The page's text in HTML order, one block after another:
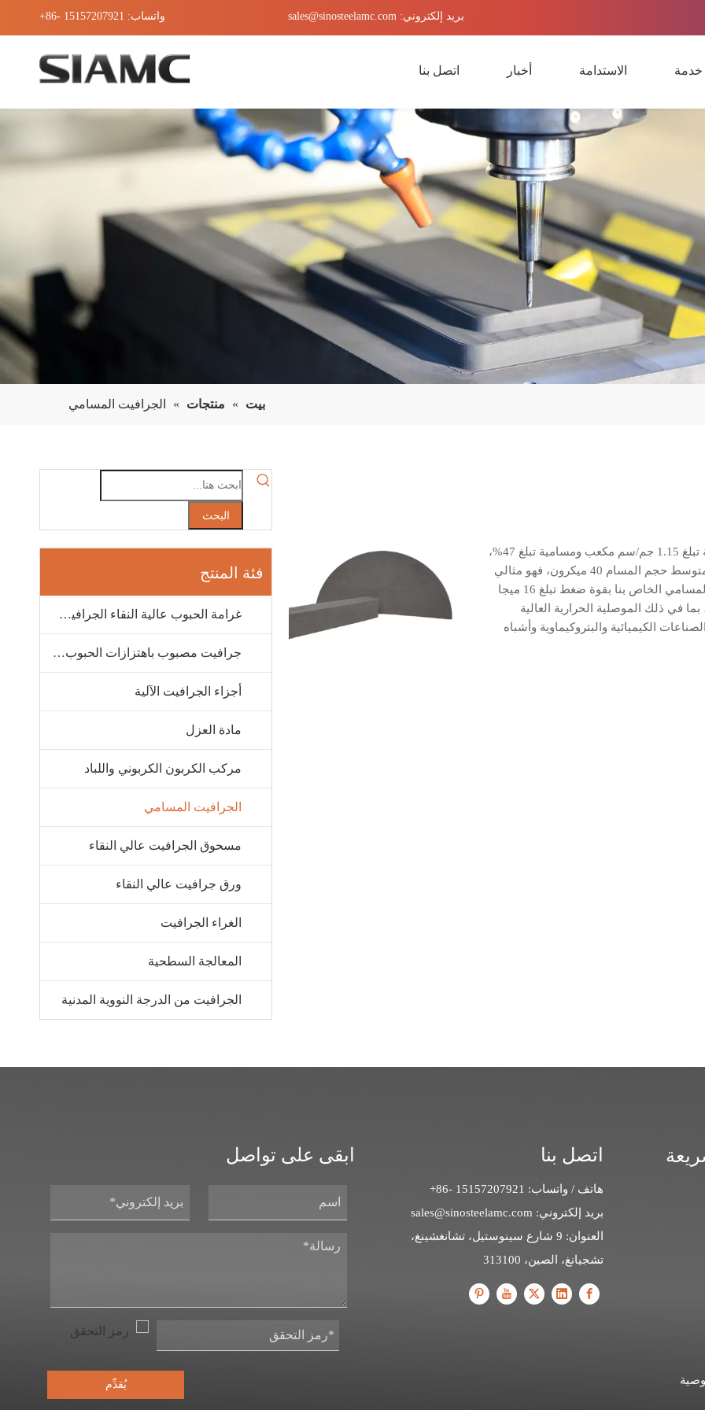
واتساب: 15157207921 -86+ بريد إلكتروني: sales@sinosteelamc.com
خدمة الاستدامة أخبار اتصل بنا
بيت » منتجات » الجرافيت المسامي
البحث
فئة المنتج
غرامة الحبوب عالية النقاء الجرافيت الخواص
جرافيت مصبوب باهتزازات الحبوب المتوسطة
أجزاء الجرافيت الآلية
مادة العزل
مركب الكربون الكربوني واللباد
الجرافيت المسامي
مسحوق الجرافيت عالي النقاء
ورق جرافيت عالي النقاء
الغراء الجرافيت
المعالجة السطحية
الجرافيت من الدرجة النووية المدنية
الجرافيت المسامي الخاص بنا عبارة عن مادة عالية الجودة بكثافة تبلغ 1.15 جم/سم مكعب ومسامية تبلغ 47%،
مما يجعلها اختيارًا ممتازًا للتطبيقات التي تتطلب نفاذية عالية.مع متوسط ​​حجم المسام 40 ميكرون، فهو مثالي
للترشيح ونشر الغاز والتحفيز.بالإضافة إلى ذلك، يتمتع الجرافيت المسامي الخاص بنا بقوة ضغط تبلغ 16 ميجا
في ذلك الموصلية الحرارية العالية
الكيميائية والبتروكيماوية وأشباه
اتصل بنا
هاتف / واتساب: 15157207921 -86+
بريد إلكتروني: sales@sinosteelamc.com
العنوان: 9 شارع سينوستيل، تشانغشينغ،
تشجيانغ، الصين، 313100
ابقى على تواصل
يُقدِّم